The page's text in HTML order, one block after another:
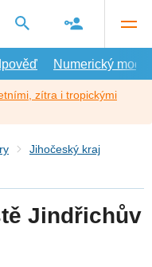
Numerický model
zítra i tropickými
Jihočeský kraj
Jindřichův